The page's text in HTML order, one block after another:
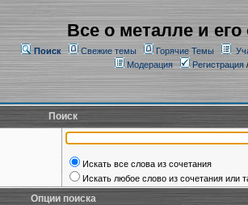
Все о металле и его
Поиск Свежие темы Горячие Темы
Модерация
Регистрация
Поиск
Искать все слова из сочетания
Искать любое слово из сочетания или
Опции поиска